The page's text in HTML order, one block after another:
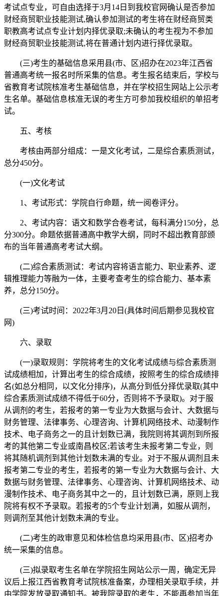
考试点专业，可自由选择于3月14日到我校官网确认是否参加
财经商贸职业技能测试,确认参加测试的考生将在财经商贸类
职教高考试点专业计划内择优录取;未确认的考生视为不参加
财经商贸职业技能测试,将在普通计划内进行择优录取。
(三)考生的基础信息采用县(市、区)招办在2023年江西省
普通高考统一报名时所采集的信息。考生报名结束后，学校与
省教育考试院核准考生基础信息，并在学校招生网站上公示考
生名单。基础信息核准无误的考生方可参加我校组织的单招考
试。
五、考核
考核由两部分组成：一是文化考试，二是综合素质测试，
总分450分。
(一)文化考试
1、考试形式：学院自行命题，统一阅卷评分。
2、考试内容：语文和数学合卷考试，每科满分150分，总
分300分。命题依据普通高中教学大纲，同时不超出教育部颁
布的当年普通高考考试大纲。
(二)综合素质测试：考试内容将语言能力、职业素养、逻
辑推理能力等融为一体，主要考查考生的综合能力、基本素
养，总分150分。
(三)考试时间：2022年3月20日(具体时间后期参见我校官
网)
六、录取
(一)录取规则：学院将考生的文化考试成绩与综合素质测
试成绩相加，计算出考生的综合成绩，按照考生的综合成绩排
名(如总分相同，以文化分排序)，从高分到低分择优录取(其中
综合素质测试成绩不得低于60分，否则将不予录取)。对于服
从调剂的考生，若报考的第一专业为大数据与会计、大数据与
财务管理、法律事务、心理咨询、计算机网络技术、动漫制作
技术、电子商务之一的且计划数已满，我院则将其调剂到所报
考的其他第二专业或南昌校区;若该考生未报考第二专业，则
将其随机调剂到其他计划数未满的专业。对于不服从调剂且未
报考第二专业的考生，若报考的第一专业为大数据与会计、大
数据与财务管理、法律事务、心理咨询、计算机网络技术、动
漫制作技术、电子商务其中之一的，且计划数已满，原则上我
院将有权不予录取。若报考的5个专业计划满，如服从调剂，
则调剂至其他计划数未满的专业。
(二)考生的政审意见和体检信息均采用县(市、区)招考办
统一采集的信息。
(三)拟录取考生名单在学院招生网站公示一周，确定无异
议后上报江西省教育考试院核准备案，办理相关录取手续，并
由学院发放录取通知书。被我院录取的考生，不能再参加当年